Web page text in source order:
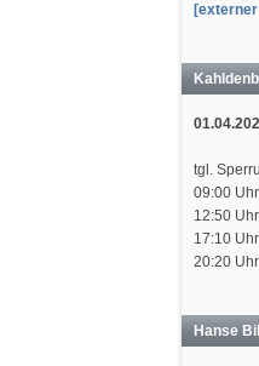
tgl.
09:00
12:50
17:10
20:20
Hanse